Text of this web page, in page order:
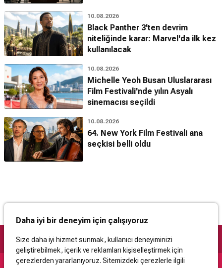
10.08.2026
Black Panther 3'ten devrim
niteliğinde karar: Marvel'da ilk kez
kullanılacak
10.08.2026
Michelle Yeoh Busan Uluslararası
Film Festivali'nde yılın Asyalı
sinemacısı seçildi
10.08.2026
64. New York Film Festivali ana
seçkisi belli oldu
Daha iyi bir deneyim için çalışıyoruz
Size daha iyi hizmet sunmak, kullanıcı deneyiminizi
geliştirebilmek, içerik ve reklamları kişiselleştirmek için
çerezlerden yararlanıyoruz. Sitemizdeki çerezlerle ilgili